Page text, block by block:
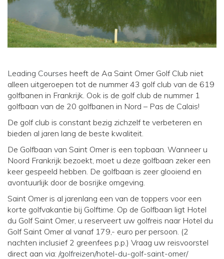
Leading Courses heeft de Aa Saint Omer Golf Club niet
alleen uitgeroepen tot de nummer 43 golf club van de 619
golfbanen in Frankrijk. Ook is de golf club de nummer 1
golfbaan van de 20 golfbanen in Nord – Pas de Calais!
De golf club is constant bezig zichzelf te verbeteren en
bieden al jaren lang de beste kwaliteit.
De Golfbaan van Saint Omer is een topbaan. Wanneer u
Noord Frankrijk bezoekt, moet u deze golfbaan zeker een
keer gespeeld hebben. De golfbaan is zeer glooiend en
avontuurlijk door de bosrijke omgeving.
Saint Omer is al jarenlang een van de toppers voor een
korte golfvakantie bij Golftime. Op de Golfbaan ligt Hotel
du Golf Saint Omer, u reserveert uw golfreis naar Hotel du
Golf Saint Omer al vanaf 179,- euro per persoon. (2
nachten inclusief 2 greenfees p.p.) Vraag uw reisvoorstel
direct aan via: /golfreizen/hotel-du-golf-saint-omer/